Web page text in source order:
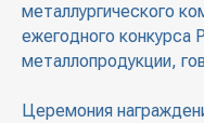
металлургического
ежегодного конкурса
металлопродукции,
Церемония